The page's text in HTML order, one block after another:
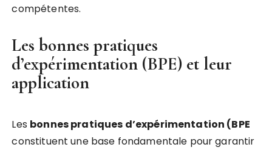
compétentes.
Les bonnes pratiques
d’expérimentation (BPE) et leur
application
Les bonnes pratiques d’expérimentation (BPE
constituent une base fondamentale pour garantir